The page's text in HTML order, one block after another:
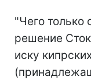
"Чего только
решение
иску